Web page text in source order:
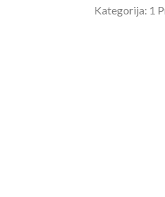
Kategorija: 1